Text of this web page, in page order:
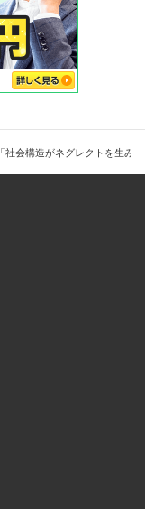
「社会構造がネグレクトを生み